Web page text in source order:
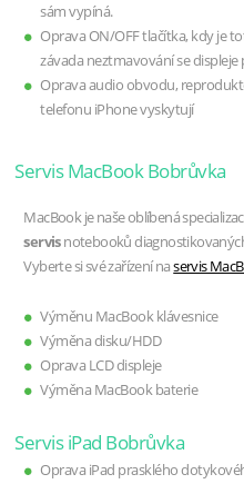
sám vypíná.
Oprava ON/OFF tlačítka, kdy je
závada neztmavování se
Oprava audio obvodu,
telefonu iPhone vyskytují
Servis MacBook Bobrůvka
MacBook je naše oblíbená
servisnotebooků
Vyberte si své zařízení naservis
Výměnu MacBook klávesnice
Výměna disku/HDD
Oprava LCD displeje
Výměna MacBook baterie
Servis iPad Bobrůvka
Oprava iPad prasklého